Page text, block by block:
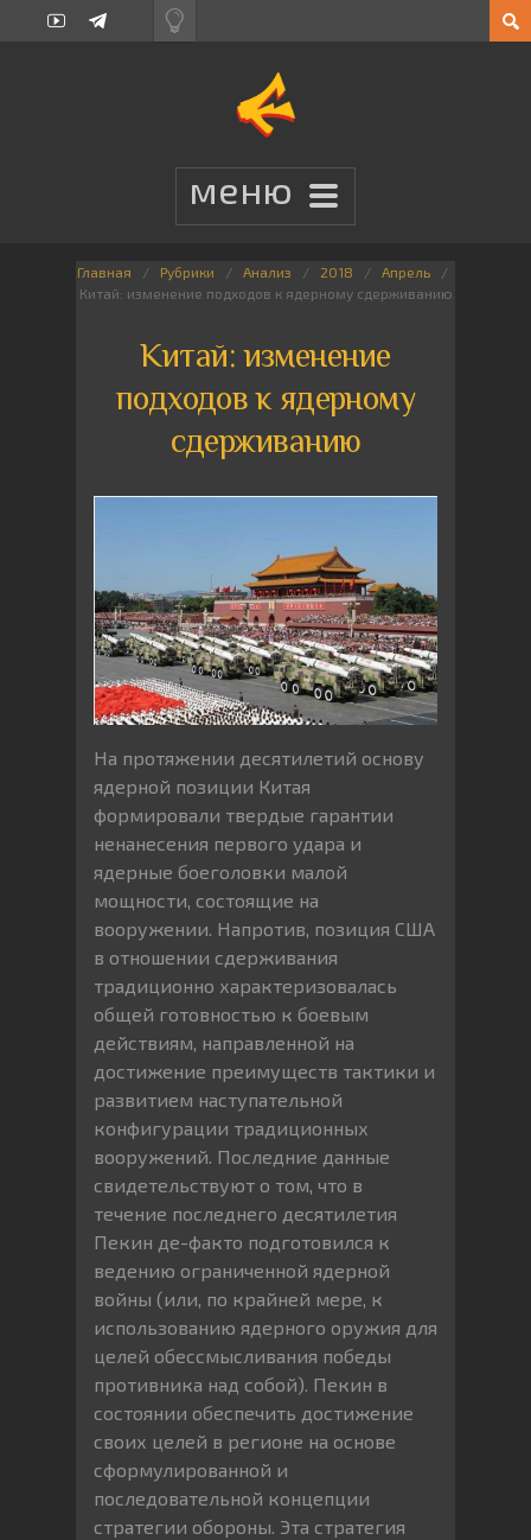
Главная Рубрики Анализ 2018
Апрель
Китай: изменение подходов к ядерному сдерживанию
Китай: изменение
подходов к ядерному
сдерживанию
На протяжении десятилетий основу
ядерной позиции Китая
формировали твердые гарантии
ненанесения первого удара и
ядерные боеголовки малой
мощности, состоящие на
вооружении. Напротив, позиция США
в отношении сдерживания
традиционно характеризовалась
общей готовностью к боевым
действиям, направленной на
достижение преимуществ тактики и
развитием наступательной
конфигурации традиционных
вооружений. Последние данные
свидетельствуют о том, что в
течение последнего десятилетия
Пекин де-факто подготовился к
ведению ограниченной ядерной
войны (или, по крайней мере, к
использованию ядерного оружия для
целей обессмысливания победы
противника над собой). Пекин в
состоянии обеспечить достижение
своих целей в регионе на основе
сформулированной и
последовательной концепции
стратегии обороны. Эта стратегия